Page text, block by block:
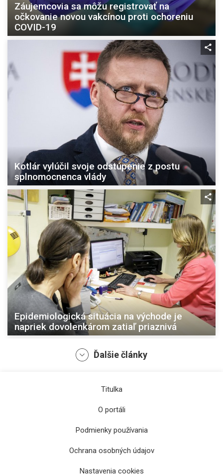
Záujemcovia sa môžu registrovať na
očkovanie novou vakcínou proti ochoreniu
COVID-19
Kotlár vylúčil svoje odstúpenie z postu
splnomocnenca vlády
Epidemiologická situácia na východe je
napriek dovolenkárom zatiaľ priaznivá
Parlament opäť prerokuje zákon o
Ďalšie články
Titulka
O portáli
Podmienky používania
Ochrana osobných údajov
Nastavenia cookies